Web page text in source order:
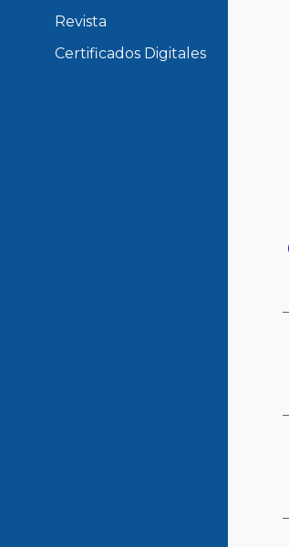
Revista
Certificados Digitales